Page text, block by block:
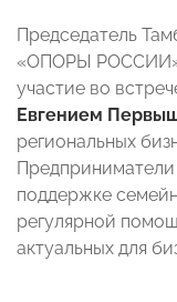
Председатель
«ОПОРЫ
участие во
Евгением
региональных
поддержке
регулярной
актуальных для